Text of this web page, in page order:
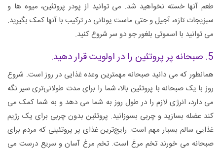
طعم آنها خسته نخواهید شد. می توانید از پودر پروتئین، میوه ها و
سبزیجات تازه، آجیل و حتی ماست یونانی در ترکیب با آنها کمک بگیرید.
می توانید با اسموتی بلغور جو دو سر شروع کنید.
5. صبحانه پر پروتئین را در اولویت قرار دهید.
همانطور که می دانید صبحانه مهمترین وعده غذایی در روز است. شروع
روز با یک صبحانه با پروتئین بالا، شما را برای مدت طولانی‌تری سیر نگه
می دارد، انرژی لازم را در طول روز به شما می دهد و به شما کمک می
کند عضله بسازید و چربی بسوزانید. پروتئین بدون چربی برای یک رژیم
غذایی سالم بسیار مهم است. رایج‌ترین غذای پر پروتئینی که مردم برای
صبحانه می خورند تخم مرغ است. تخم مرغ آسان و سریع درست می